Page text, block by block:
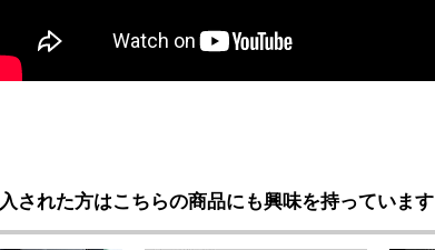
された方はこちらの商品にも興味を持っています